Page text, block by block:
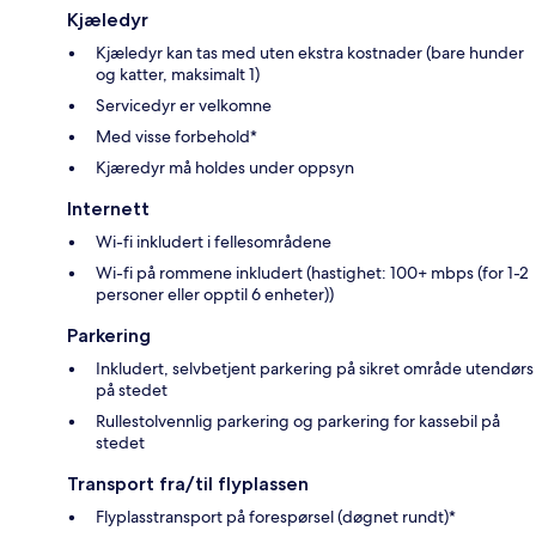
Kjæledyr
Kjæledyr kan tas med uten ekstra kostnader (bare hunder
og katter, maksimalt 1)
Servicedyr er velkomne
Med visse forbehold*
Kjæredyr må holdes under oppsyn
Internett
Wi-fi inkludert i fellesområdene
Wi-fi på rommene inkludert (hastighet: 100+ mbps (for 1-2
personer eller opptil 6 enheter))
Parkering
Inkludert, selvbetjent parkering på sikret område utendørs
på stedet
Rullestolvennlig parkering og parkering for kassebil på
stedet
Transport fra/til flyplassen
Flyplasstransport på forespørsel (døgnet rundt)*